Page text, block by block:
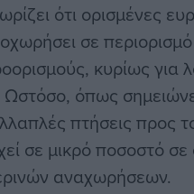
ότι ορισμένες
σε
κυρίως για
όπως
πτήσεις προς
σε μικρό ποσοστό
αναχωρήσεων.